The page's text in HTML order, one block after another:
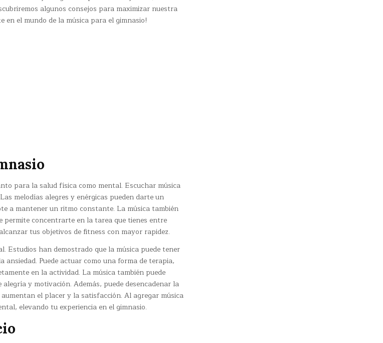
algunos consejos para maximizar nuestra
en el mundo de la música para el gimnasio!
para la salud física como mental. Escuchar música
melodías alegres y enérgicas pueden darte un
a mantener un ritmo constante. La música también
concentrarte en la tarea que tienes entre
tus objetivos de fitness con mayor rapidez.
Estudios han demostrado que la música puede tener
Puede actuar como una forma de terapia,
en la actividad. La música también puede
y motivación. Además, puede desencadenar la
el placer y la satisfacción. Al agregar música
elevando tu experiencia en el gimnasio.